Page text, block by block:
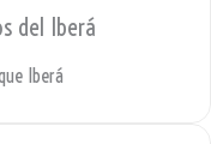
del Iberá
Iberá